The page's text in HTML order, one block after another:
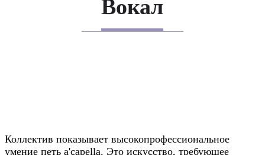
Вокал
Коллектив показывает высокопрофессиональное
умение петь a'capella. Это искусство, требующее